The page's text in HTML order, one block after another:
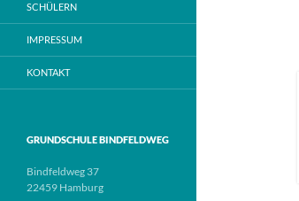
SCHÜLERN
IMPRESSUM
KONTAKT
GRUNDSCHULE BINDFELDWEG
Bindfeldweg 37
22459 Hamburg